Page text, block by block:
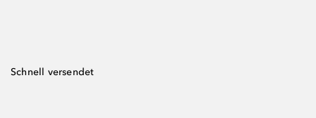
Schnell versendet